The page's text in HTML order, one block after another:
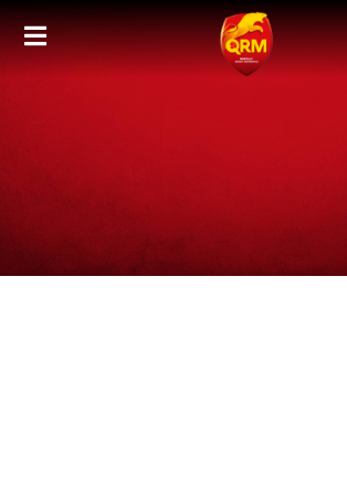
Organisme de formation